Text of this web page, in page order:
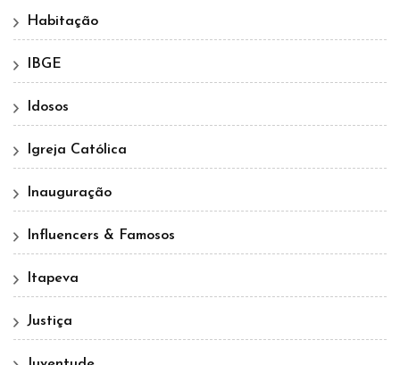
Habitação
IBGE
Idosos
Igreja Católica
Inauguração
Influencers & Famosos
Itapeva
Justiça